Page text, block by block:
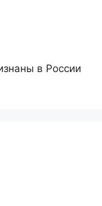
в России